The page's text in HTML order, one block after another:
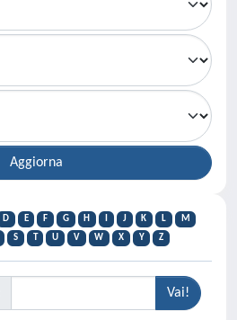
D E F G H J K L
M
S T U V W X Y Z